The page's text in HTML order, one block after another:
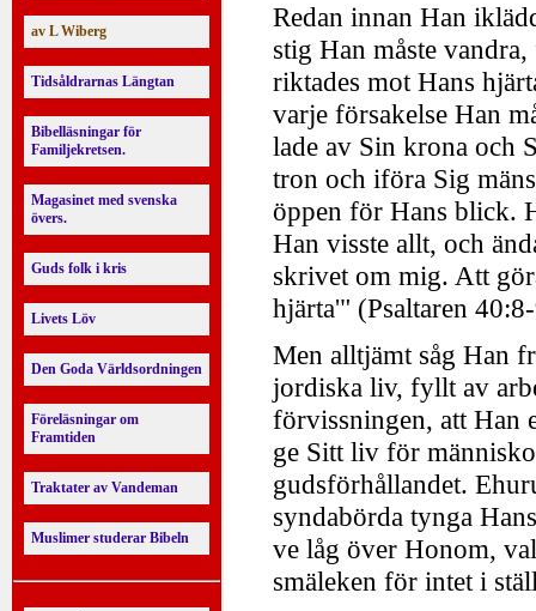
av L Wiberg
Tidsåldrarnas Längtan
Bibelläsningar för
Familjekretsen.
Magasinet med svenska
övers.
Guds folk i kris
Livets Löv
Den Goda Världsordningen
Föreläsningar om
Framtiden
Traktater av Vandeman
Muslimer studerar Bibeln
Redan innan Han
stig Han måste
riktades mot Hans
varje försakelse Han
lade av Sin krona och
tron och iföra Sig
öppen för Hans blick.
Han visste allt, och
skrivet om mig. Att
hjärta'" (Psaltaren
Men alltjämt såg Han
jordiska liv, fyllt av
förvissningen, att Han
ge Sitt liv för
gudsförhållandet.
syndabörda tynga
ve låg över Honom,
smäleken för intet i